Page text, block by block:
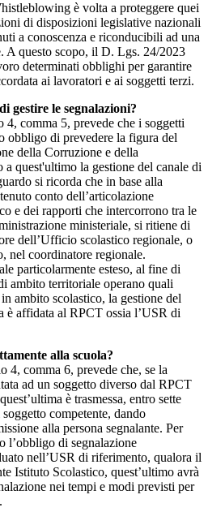
è volta a proteggere quei
di disposizioni legislative nazionali
a conoscenza e riconducibili ad una
A questo scopo, il D. Lgs. 24/2023
determinati obblighi per garantire
ai lavoratori e ai soggetti terzi.
gestire le segnalazioni?
comma 5, prevede che i soggetti
obbligo di prevedere la figura del
della Corruzione e della
quest'ultimo la gestione del canale di
si ricorda che in base alla
conto dell’articolazione
e dei rapporti che intercorrono tra le
ministeriale, si ritiene di
dell’Ufficio scolastico regionale, o
nel coordinatore regionale.
particolarmente esteso, al fine di
ambito territoriale operano quali
ambito scolastico, la gestione del
è affidata al RPCT ossia l’USR di
alla scuola?
4, comma 6, prevede che, se la
ad un soggetto diverso dal RPCT
è trasmessa, entro sette
competente, dando
alla persona segnalante. Per
l’obbligo di segnalazione
nell’USR di riferimento, qualora il
Istituto Scolastico, quest’ultimo avrà
nei tempi e modi previsti per